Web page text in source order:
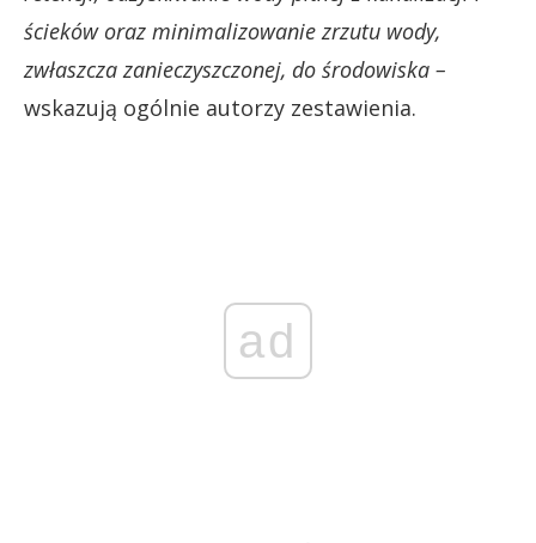
ścieków oraz minimalizowanie zrzutu wody,
zwłaszcza zanieczyszczonej, do środowiska –
wskazują ogólnie autorzy zestawienia.
ad